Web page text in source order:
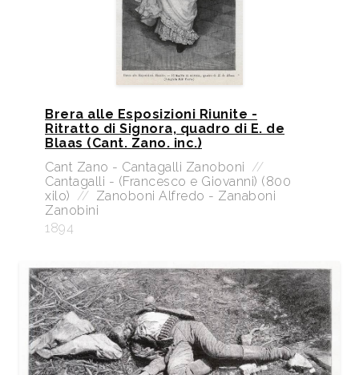
Brera alle Esposizioni Riunite -
Ritratto di Signora, quadro di E. de
Blaas (Cant. Zano. inc.)
Cant Zano - Cantagalli Zanoboni //
Cantagalli - (Francesco e Giovanni) (800
xilo) // Zanoboni Alfredo - Zanaboni
Zanobini
1894